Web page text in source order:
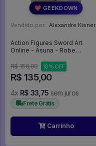
💖 GEEKDOWN
Vendido por: Alexandre Kisner - PR
Action Figures Sword Art
Online - Asuna - Robe
Online
R$ 150,00 10% OFF
R$ 135,00
4x R$ 33,75 sem juros
Frete Grátis
Carrinho